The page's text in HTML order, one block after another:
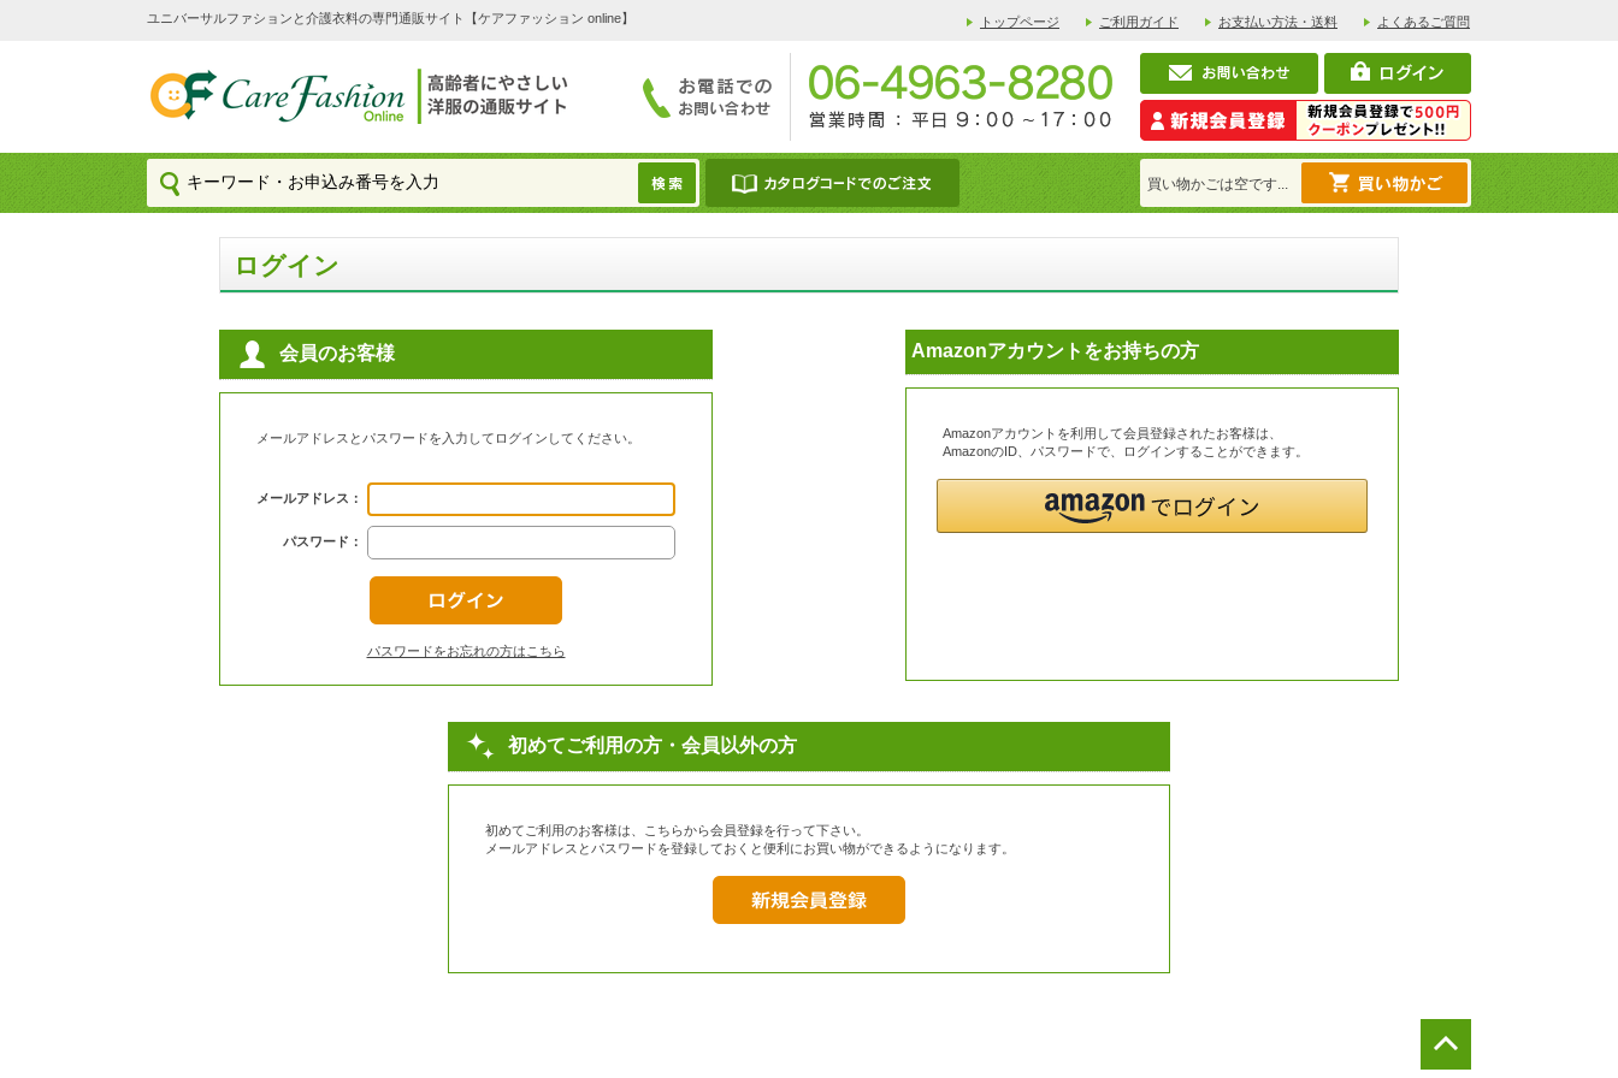
ユニバーサルファションと介護衣料の専門通販サイト【ケアファッション online】 トップページ ご利用ガイド お支払い方法・送料 よくあるご質問
買い物かごは空です...
ログイン
会員のお客様
メールアドレスとパスワードを入力してログインしてください。
メールアドレス：
パスワード：
パスワードをお忘れの方はこちら
Amazonアカウントをお持ちの方
Amazonアカウントを利用して会員登録されたお客様は、
AmazonのID、パスワードで、ログインすることができます。
初めてご利用の方・会員以外の方
初めてご利用のお客様は、こちらから会員登録を行って下さい。
メールアドレスとパスワードを登録しておくと便利にお買い物ができるようになります。